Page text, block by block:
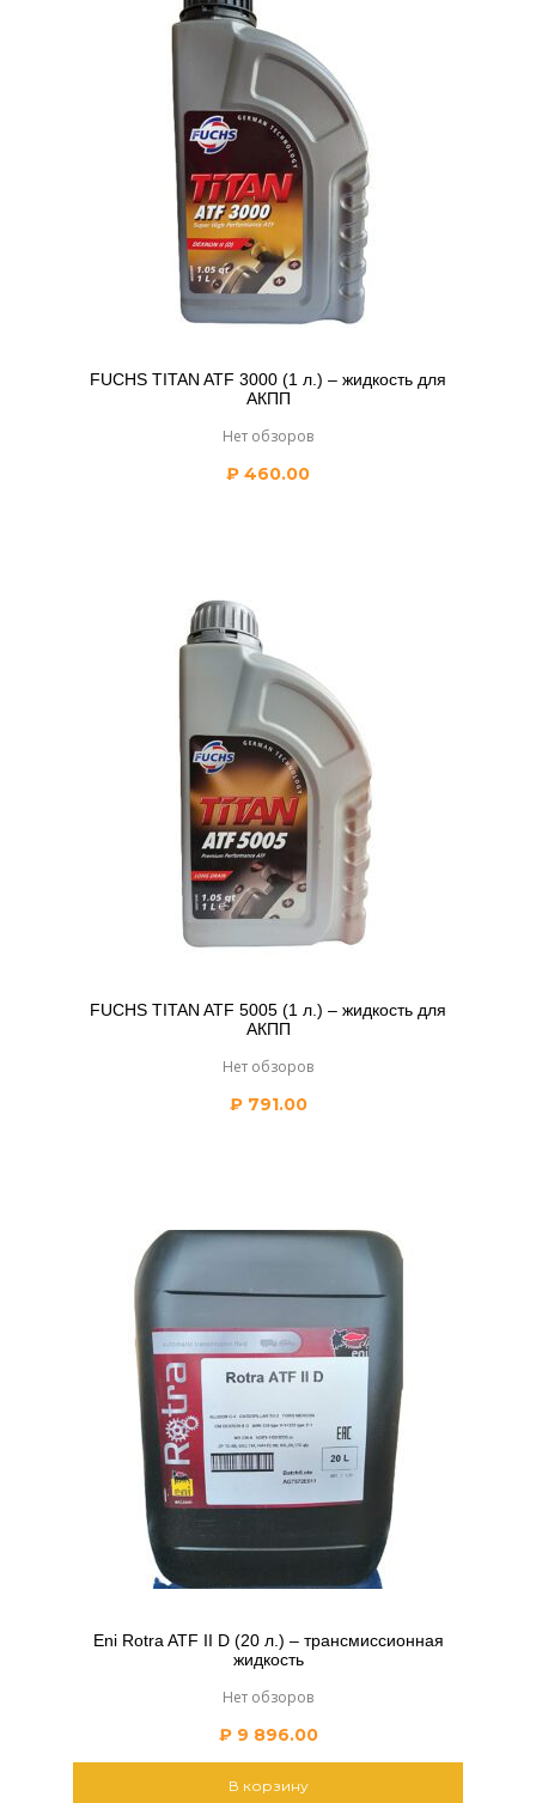
FUCHS TITAN ATF 3000 (1 л.) – жидкость для
АКПП
Нет обзоров
₽ 460.00
FUCHS TITAN ATF 5005 (1 л.) – жидкость для
АКПП
Нет обзоров
₽791.00
Eni Rotra ATF II D (20 л.) – трансмиссионная
жидкость
Нет обзоров
₽9 896.00
В корзину